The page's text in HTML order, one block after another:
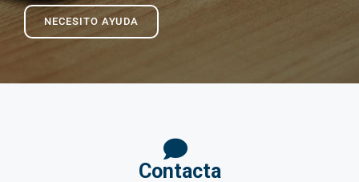
NECESITO AYUDA
Contacta